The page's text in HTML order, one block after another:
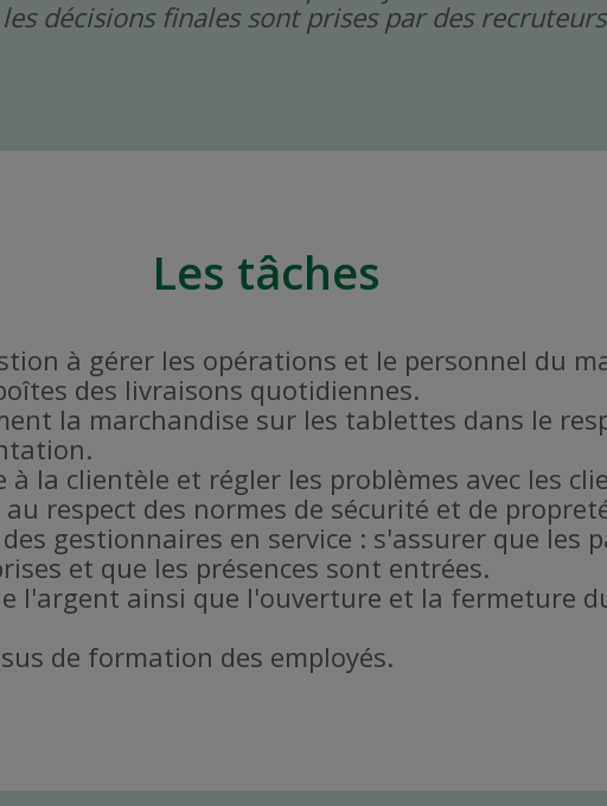
décisions finales sont prises par des
Les tâches
à gérer les opérations et le personnel du
des livraisons quotidiennes.
la marchandise sur les tablettes dans le
la clientèle et régler les problèmes avec les
respect des normes de sécurité et de
gestionnaires en service : s'assurer que les
et que les présences sont entrées.
l'argent ainsi que l'ouverture et la fermeture
de formation des employés.